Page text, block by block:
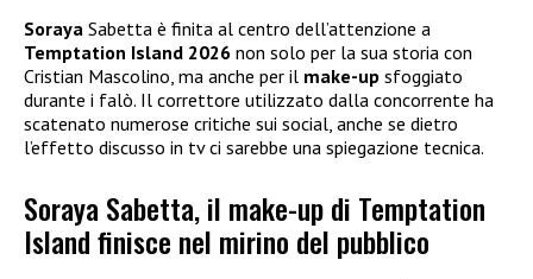
Soraya Sabetta è finita al centro dell’attenzione a
Temptation Island 2026 non solo per la sua storia con
Cristian Mascolino, ma anche per il make-up sfoggiato
durante i falò. Il correttore utilizzato dalla concorrente ha
scatenato numerose critiche sui social, anche se dietro
l’effetto discusso in tv ci sarebbe una spiegazione tecnica.
Soraya Sabetta, il make-up di Temptation
Island finisce nel mirino del pubblico